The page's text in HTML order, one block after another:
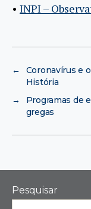
• INPI –
←
Coronavírus e
História
→
Programas de
gregas
Pesquisar